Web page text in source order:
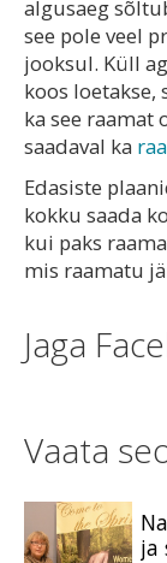
algusaeg
see pole veel
jooksul. Küll
koos loetakse,
ka see raamat
saadaval ka
Edasiste
kokku saada
kui paks
mis raamatu
Jaga
Vaata
ja